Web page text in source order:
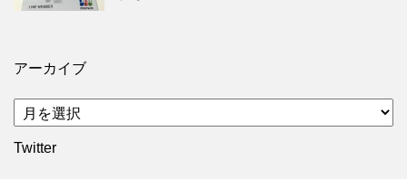
アーカイブ
ア
ー
カ
Twitter